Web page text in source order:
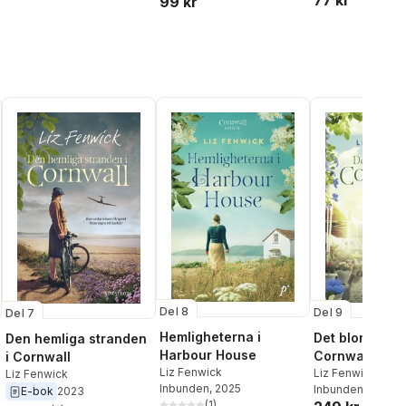
röster:
röster:
Del 7
Den hemliga stranden
i Cornwall
Liz Fenwick
E-bok 2023
Del 8
Hemligheterna i
Harbour House
Liz Fenwick
Inbunden, 2025
Del 9
Det blommar i
Cornwall
Liz Fenwick
Inbunden